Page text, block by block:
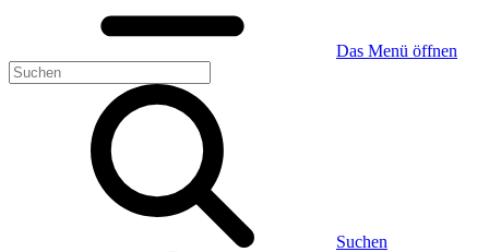
Das Menü öffnen
Suchen